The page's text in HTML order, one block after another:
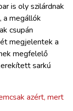
is oly szilárdnak
a megállók
csupán
megjelentek a
megfelelő
sarkú